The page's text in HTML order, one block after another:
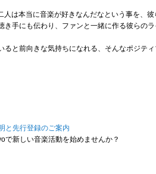
人は本当に音楽が好きなんだなという事を、彼
き手にも伝わり、ファンと一緒に作る彼らの
ると前向きな気持ちになれる、そんなポジ
と先行登録のご案内
で新しい音楽活動を始めませんか？